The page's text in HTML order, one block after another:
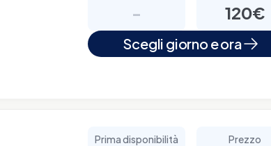
- 120€
Scegli giorno e ora
Prima disponibilità Prezzo